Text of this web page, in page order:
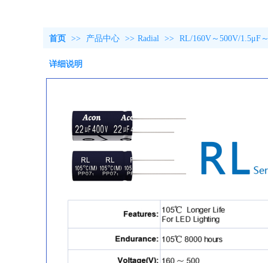
首页 >> 产品中心 >> Radial >> RL/160V～500V/1.5μF
详细说明